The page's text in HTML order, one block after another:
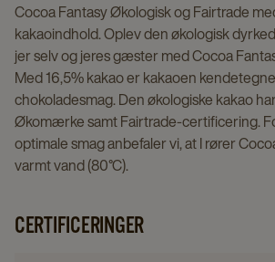
Cocoa Fantasy Økologisk og Fairtrade
kakaoindhold. Oplev den økologisk
jer selv og jeres gæster med Cocoa
Med 16,5% kakao er kakaoen
chokoladesmag. Den økologiske kakao
Økomærke samt Fairtrade-certificering.
optimale smag anbefaler vi, at I rører
varmt vand (80°C).
CERTIFICERINGER